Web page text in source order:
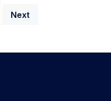
Next